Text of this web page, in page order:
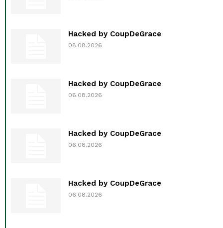
Hacked by CoupDeGrace
08.08.2026
Hacked by CoupDeGrace
06.08.2026
Hacked by CoupDeGrace
06.08.2026
Hacked by CoupDeGrace
06.08.2026